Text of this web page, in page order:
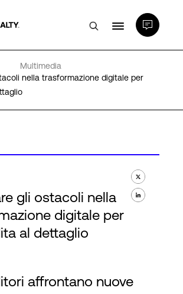
Multimedia
nella trasformazione digitale per
gli ostacoli nella
digitale per
al dettaglio
affrontano nuove